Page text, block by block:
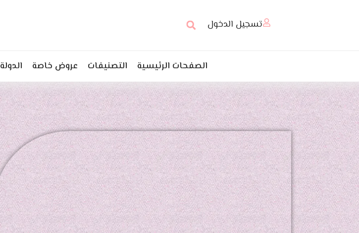
تسجيل الدخول
الصفحات الرئيسية التصنيفات عروض خاصة الدولة